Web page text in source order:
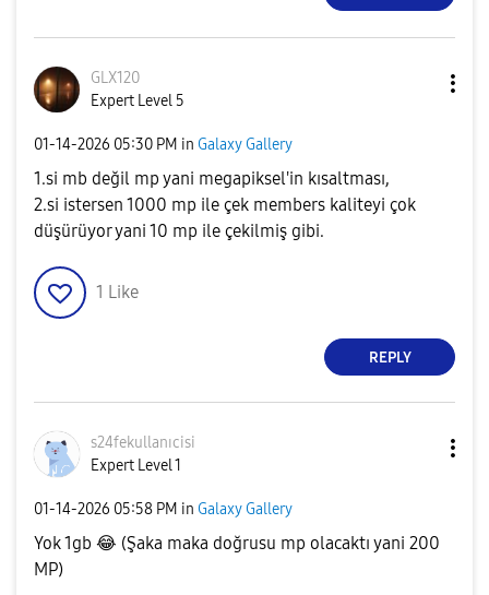
GLX120
Expert Level 5
‎01-14-2026 05:30 PM in Galaxy Gallery
1.si mb değil mp yani megapiksel'in kısaltması,
2.si istersen 1000 mp ile çek members kaliteyi çok
düşürüyor yani 10 mp ile çekilmiş gibi.
1 Like
REPLY
s24fekullanıcisi
Expert Level 1
‎01-14-2026 05:58 PM in Galaxy Gallery
Yok 1gb 😂 (Şaka maka doğrusu mp olacaktı yani 200
MP)